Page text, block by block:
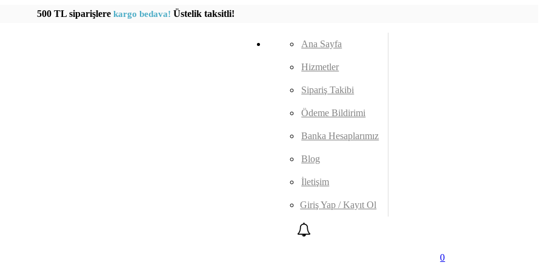
500 TL siparişlere kargo bedava! Üstelik taksitli!
Ana Sayfa
Hizmetler
Sipariş Takibi
Ödeme Bildirimi
Banka Hesaplarımız
Blog
İletişim
Giriş Yap / Kayıt Ol
0